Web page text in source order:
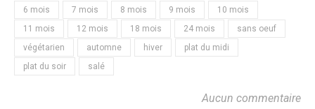
6 mois 7 mois 8 mois 9 mois
10 mois
11 mois
12 mois 18 mois 24 mois
sans oeuf
végétarien
automne hiver
plat du midi
plat du soir
salé
Aucun commentaire